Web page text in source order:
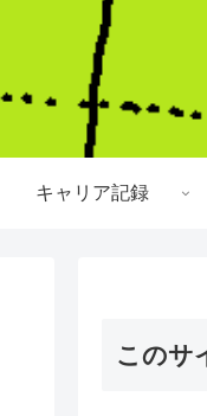
キャリア記録
このサ